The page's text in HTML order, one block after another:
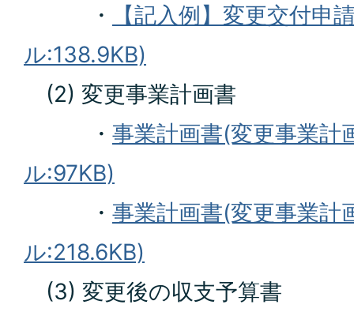
・
【記入例】変更交付申
ル:138.9KB)
(2) 変更事業計画書
・ 事業計画書(変更事業計
ル:97KB)
・ 事業計画書(変更事業計
ル:218.6KB)
(3) 変更後の収支予算書